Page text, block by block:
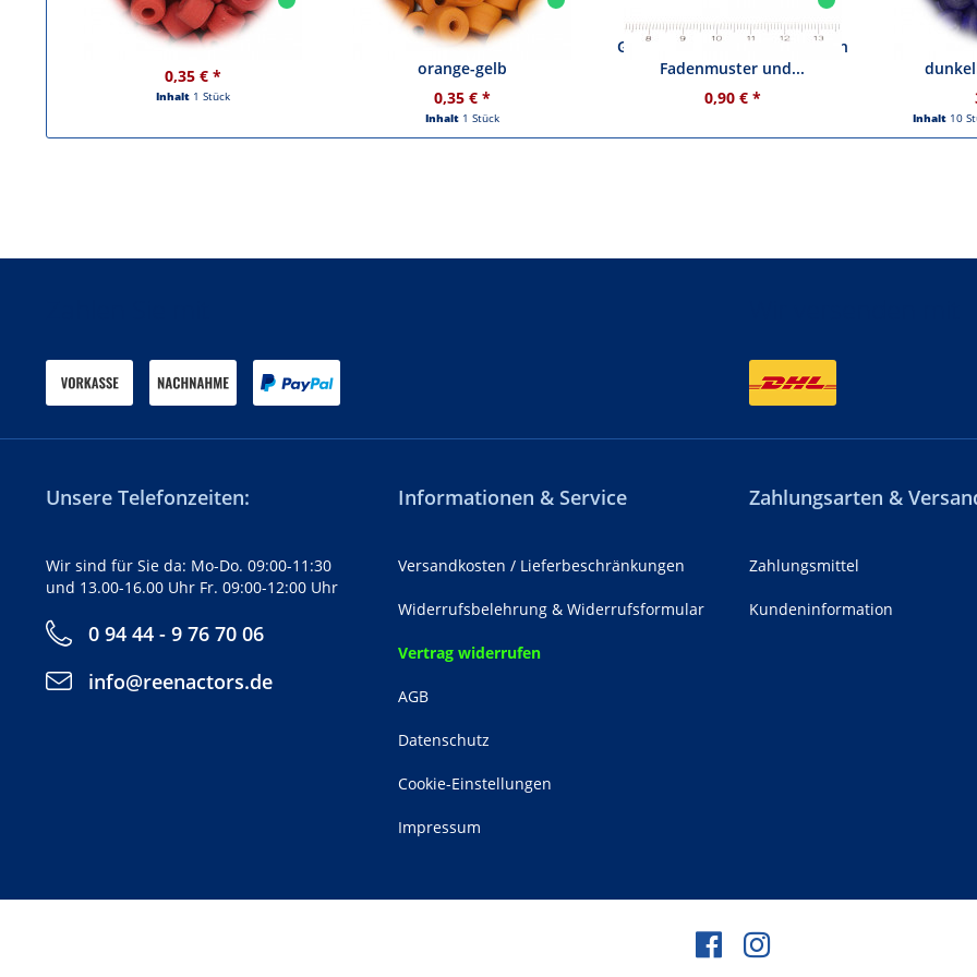
Glasperlen Walzenperlen rot
0,35 € *
Inhalt 1 Stück
Glasperlen Walzenperlen
orange-gelb
0,35 € *
Inhalt 1 Stück
Glasperle - schwarz mit weißen
Fadenmuster und...
0,90 € *
Inhalt 10
Unsere Telefonzeiten:
Wir sind für Sie da: Mo-Do. 09:00-11:30
und 13.00-16.00 Uhr Fr. 09:00-12:00 Uhr
0 94 44 - 9 76 70 06
info@reenactors.de
Informationen & Service
Versandkosten / Lieferbeschränkungen
Widerrufsbelehrung & Widerrufsformular
Vertrag widerrufen
AGB
Datenschutz
Cookie-Einstellungen
Impressum
Zahlungsarten &
Zahlungsmittel
Kundeninformation